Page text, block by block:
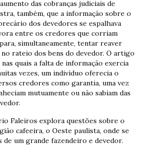
das cobranças judiciais de
também, que a informação sobre o
dos devedores se espalhava
entre os credores que corriam
simultaneamente, tentar reaver
rateio dos bens do devedor. O artigo
quais a falta de informação exercia
vezes, um indivíduo oferecia o
credores como garantia, uma vez
mutuamente ou não sabiam das
Faleiros explora questões sobre o
cafeeira, o Oeste paulista, onde se
de um grande fazendeiro e devedor.